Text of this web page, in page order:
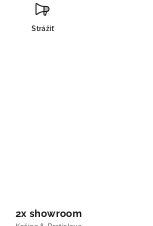
Strážiť
2x showroom